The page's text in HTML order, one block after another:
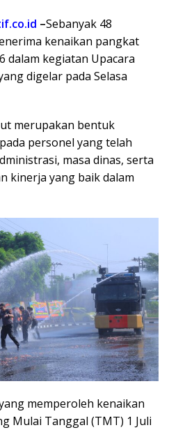
–Sebanyak 48
kenaikan pangkat
dalam kegiatan Upacara
digelar pada Selasa
merupakan bentuk
personel yang telah
masa dinas, serta
kinerja yang baik dalam
memperoleh kenaikan
Mulai Tanggal (TMT) 1 Juli